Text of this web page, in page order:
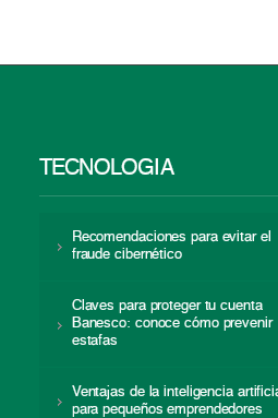
TECNOLOGÍA
Recomendaciones para evitar el
fraude cibernético
Claves para proteger tu cuenta
Banesco: conoce cómo prevenir
estafas
Ventajas de la inteligencia
para pequeños emprendedores